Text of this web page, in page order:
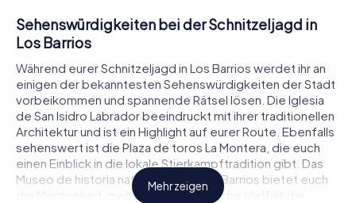
Sehenswürdigkeiten bei der Schnitzeljagd in
Los Barrios
Während eurer Schnitzeljagd in Los Barrios werdet ihr an
einigen der bekanntesten Sehenswürdigkeiten der Stadt
vorbeikommen und spannende Rätsel lösen. Die Iglesia
de San Isidro Labrador beeindruckt mit ihrer traditionellen
Architektur und ist ein Highlight auf eurer Route. Ebenfalls
sehenswert ist die Plaza de toros La Montera, die euch
einen Einblick in die lokale Stierkampftradition gibt. Das
Museo de historia natural Villa de Los Barrios bietet euch
die Möglichkeit, mehr über die natürliche Vielfalt der
Mehr zeigen